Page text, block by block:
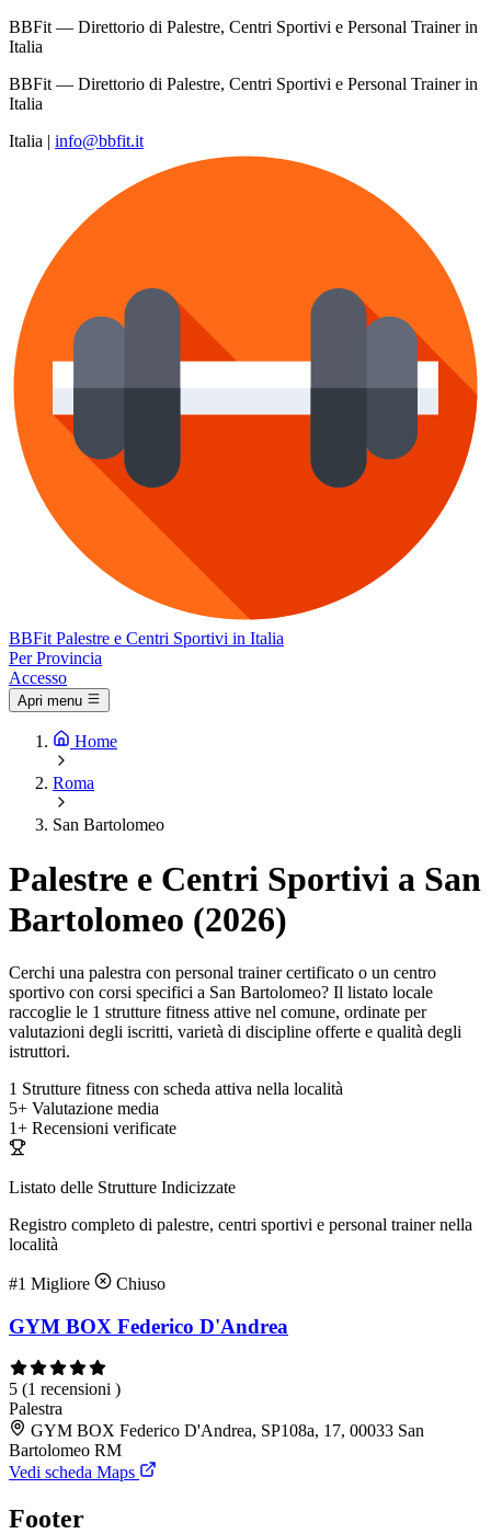
BBFit — Direttorio di Palestre, Centri Sportivi e Personal Trainer in
Italia
BBFit — Direttorio di Palestre, Centri Sportivi e Personal Trainer in
Italia
Italia | info@bbfit.it
BBFit Palestre e Centri Sportivi in Italia
Per Provincia
Accesso
Apri menu
Home
Roma
San Bartolomeo
Palestre e Centri Sportivi a San
Bartolomeo (2026)
Cerchi una palestra con personal trainer certificato o un centro
sportivo con corsi specifici a San Bartolomeo? Il listato locale
raccoglie le 1 strutture fitness attive nel comune, ordinate per
valutazioni degli iscritti, varietà di discipline offerte e qualità degli
istruttori.
1 Strutture fitness con scheda attiva nella località
5+ Valutazione media
1+ Recensioni verificate
Listato delle Strutture Indicizzate
Registro completo di palestre, centri sportivi e personal trainer nella
località
#1 Migliore Chiuso
GYM BOX Federico D'Andrea
5 (1 recensioni )
Palestra
GYM BOX Federico D'Andrea, SP108a, 17, 00033 San
Bartolomeo RM
Vedi scheda Maps
Footer